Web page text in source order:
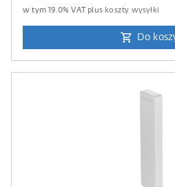
w tym19.0% VAT plus koszty wysyłki
Do